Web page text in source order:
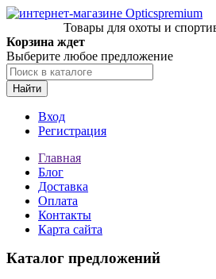
Товары для охоты и
Корзина ждет
Выберите любое предложение
Найти
Вход
Регистрация
Главная
Блог
Доставка
Оплата
Контакты
Карта сайта
Каталог предложений